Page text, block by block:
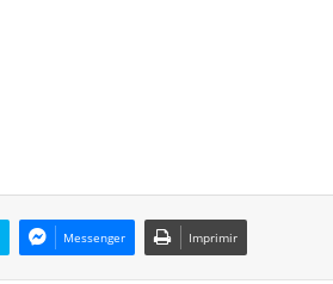
Messenger Imprimir